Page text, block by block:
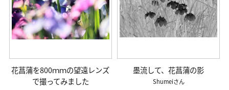
花菖蒲を800ｍｍの望遠レンズ
で撮ってみました
墨流して、花菖蒲の影
Shumei